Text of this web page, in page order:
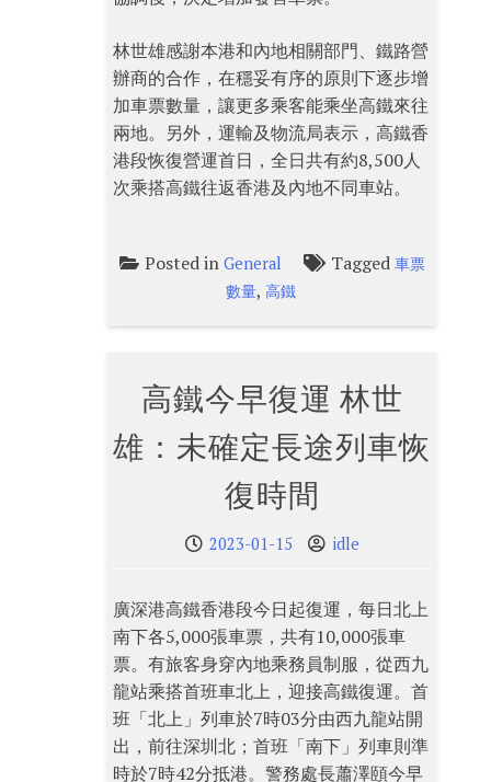
林世雄感謝本港和內地相關部門、鐵路營
辦商的合作，在穩妥有序的原則下逐步增
加車票數量，讓更多乘客能乘坐高鐵來往
兩地。另外，運輸及物流局表示，高鐵香
港段恢復營運首日，全日共有約8,500人
次乘搭高鐵往返香港及內地不同車站。
Posted in General Tagged 車票
數量,高鐵
高鐵今早復運 林世
雄：未確定長途列車恢
復時間
2023-01-15 idle
廣深港高鐵香港段今日起復運，每日北上
南下各5,000張車票，共有10,000張車
票。有旅客身穿內地乘務員制服，從西九
龍站乘搭首班車北上，迎接高鐵復運。首
班「北上」列車於7時03分由西九龍站開
出，前往深圳北；首班「南下」列車則準
時於7時42分抵港。警務處長蕭澤頤今早